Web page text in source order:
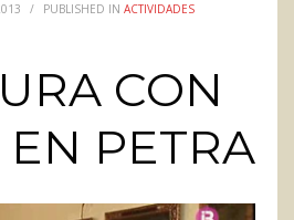
/ PUBLISHED IN ACTIVIDADES
CON
EN PETRA